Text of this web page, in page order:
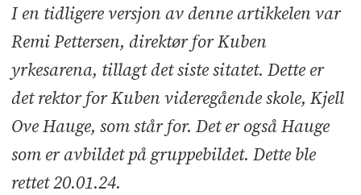
I en tidligere versjon av denne artikkelen var
Remi Pettersen, direktør for Kuben
yrkesarena, tillagt det siste sitatet. Dette er
det rektor for Kuben videregående skole, Kjell
Ove Hauge, som står for. Det er også Hauge
som er avbildet på gruppebildet. Dette ble
rettet 20.01.24.